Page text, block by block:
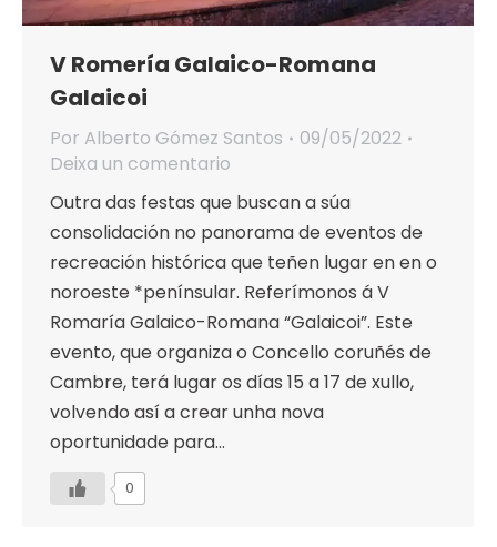
V Romería Galaico-Romana
Galaicoi
Por Alberto Gómez Santos
09/05/2022
Deixa un comentario
Outra das festas que buscan a súa
consolidación no panorama de eventos de
recreación histórica que teñen lugar en en o
noroeste *penínsular. Referímonos á V
Romaría Galaico-Romana “Galaicoi”. Este
evento, que organiza o Concello coruñés de
Cambre, terá lugar os días 15 a 17 de xullo,
volvendo así a crear unha nova
oportunidade para…
0